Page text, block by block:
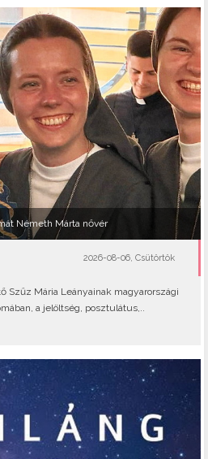
Németh Márta nővér
2026-08-06, Csütörtök
Szűz Mária Leányainak magyarországi
a jelöltség, posztulátus,..